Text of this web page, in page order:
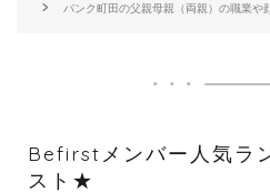
パンク町田の父親母親（両親）の職業や
Befirstメンバー人気ラ
スト★